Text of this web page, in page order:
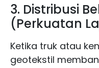
3. Distribusi
(Perkuatan
Ketika truk atau
geotekstil